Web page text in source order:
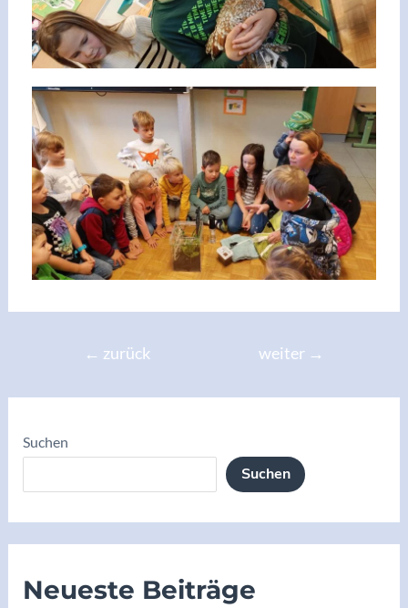
← zurück weiter →
Suchen
Suchen
Neueste Beiträge